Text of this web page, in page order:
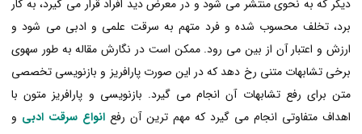
دیگر که به نحوی منتشر می شود و در معرض دید افراد قرار می گیرد، به کار
برد، تخلف محسوب شده و فرد متهم به سرقت علمی و ادبی می شود و
ارزش و اعتبار آن از بین می رود. ممکن است در نگارش مقاله به طور سهوی
برخی تشابهات متنی رخ دهد که در این صورت پارافریز و بازنویسی تخصصی
متن برای رفع تشابهات آن انجام می گیرد. بازنویسی و پارافریز متون با
اهداف متفاوتی انجام می گیرد که مهم ترین آن رفع انواع سرقت ادبی و